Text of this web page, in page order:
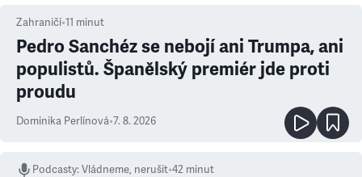
Zahraničí•11 minut
Pedro Sanchéz se nebojí ani Trumpa, ani
populistů. Španělský premiér jde proti
proudu
Dominika Perlínová•7. 8. 2026
Podcasty:Vládneme, nerušit•42 minut